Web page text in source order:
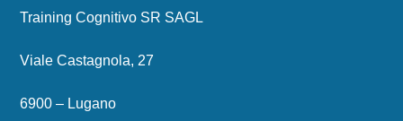
Training Cognitivo SR SAGL
Viale Castagnola, 27
6900 – Lugano